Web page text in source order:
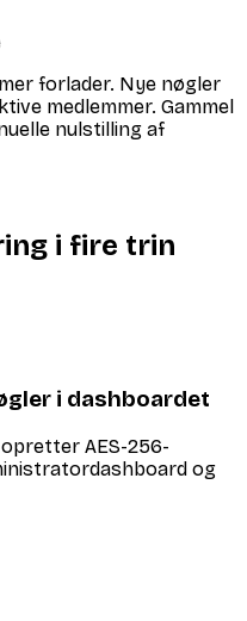
forlader. Nye nøgler
medlemmer. Gammel
nulstilling af
i fire trin
i dashboardet
AES-256-
og